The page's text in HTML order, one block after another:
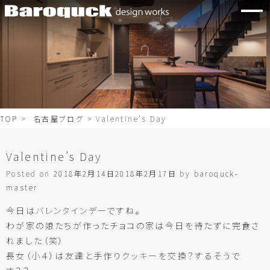
TOP > 名古屋ブログ > Valentine’s Day
Valentine’s Day
Posted on2018年2月14日2018年2月17日 by baroquck-
master
今日はバレンタインデーですね。
わが家の娘たちが作ったチョコの家は今日を待たずに完食さ
れました（笑）
長女（小４）は友達と手作りクッキーを交換？するそうで